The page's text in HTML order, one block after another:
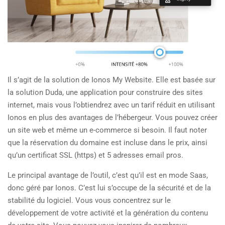
Il s’agit de la solution de Ionos My Website. Elle est basée sur
la solution Duda, une application pour construire des sites
internet, mais vous l’obtiendrez avec un tarif réduit en utilisant
Ionos en plus des avantages de l’hébergeur. Vous pouvez créer
un site web et même un e-commerce si besoin. Il faut noter
que la réservation du domaine est incluse dans le prix, ainsi
qu’un certificat SSL (https) et 5 adresses email pros.
Le principal avantage de l’outil, c’est qu’il est en mode Saas,
donc géré par Ionos. C’est lui s’occupe de la sécurité et de la
stabilité du logiciel. Vous vous concentrez sur le
développement de votre activité et la génération du contenu